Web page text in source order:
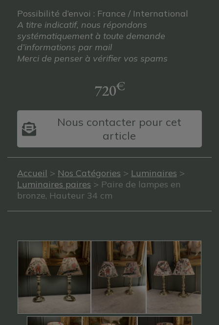
Possibilité d’envoi : France / International
A titre indicatif, nous répondons
systématiquement à toute demande
d’informations par mail
Merci de penser à vérifier vos spams
720€
Nous contacter pour cet
article
Accueil > Nos Catégories > Luminaires >
Luminaires paires > Paire de lampes en
bronze, Hauteur 34 cm